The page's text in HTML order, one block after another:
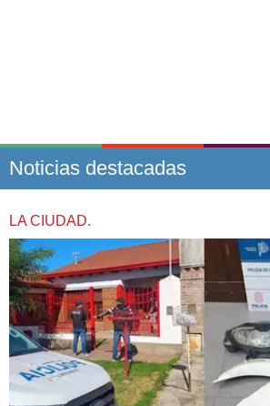
Noticias destacadas
LA CIUDAD.